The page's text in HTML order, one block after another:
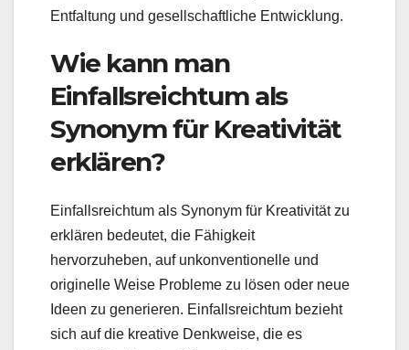
Entfaltung und gesellschaftliche Entwicklung.
Wie kann man
Einfallsreichtum als
Synonym für Kreativität
erklären?
Einfallsreichtum als Synonym für Kreativität zu
erklären bedeutet, die Fähigkeit
hervorzuheben, auf unkonventionelle und
originelle Weise Probleme zu lösen oder neue
Ideen zu generieren. Einfallsreichtum bezieht
sich auf die kreative Denkweise, die es